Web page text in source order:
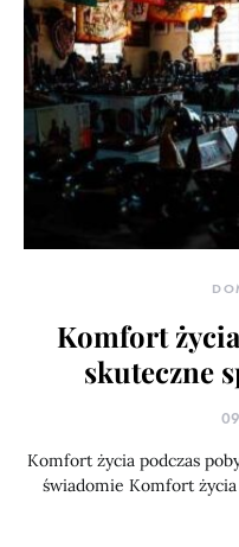
Komfort
skuteczne
Komfort życia podczas
świadomie Komfort